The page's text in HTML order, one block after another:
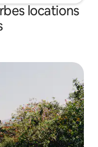
locations